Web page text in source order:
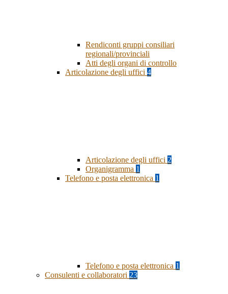
Rendiconti gruppi consiliari
regionali/provinciali
Atti degli organi di controllo
Articolazione degli uffici 4
Articolazione degli uffici 2
Organigramma 1
Telefono e posta elettronica 1
Telefono e posta elettronica 1
Consulenti e collaboratori 23